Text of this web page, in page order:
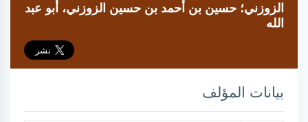
الزوزني؛ حسين بن أحمد بن حسين الزوزني، أبو عبد
الله
بيانات المؤلف